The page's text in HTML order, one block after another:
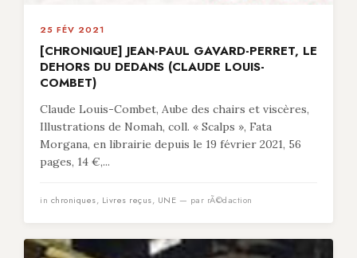
25 FÉV 2021
[CHRONIQUE] JEAN-PAUL GAVARD-PERRET, LE
DEHORS DU DEDANS (CLAUDE LOUIS-
COMBET)
Claude Louis-Combet, Aube des chairs et viscères,
Illustrations de Nomah, coll. « Scalps », Fata
Morgana, en librairie depuis le 19 février 2021, 56
pages, 14 €,...
in chroniques, Livres reçus, UNE — par rÃ©daction